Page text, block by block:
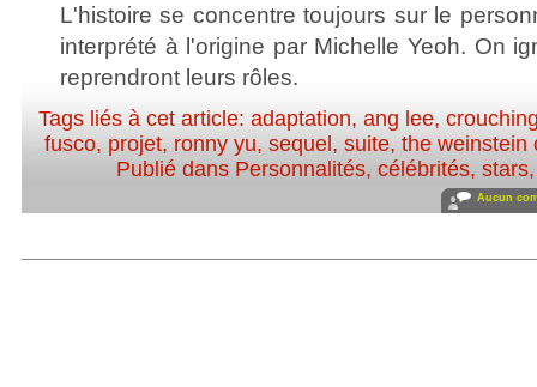
L'histoire se concentre toujours sur le
interprété à l'origine par Michelle Yeoh. On
reprendront leurs rôles.
Tags liés à cet article: adaptation, ang lee,
fusco, projet, ronny yu,sequel ,suite,the weinstein
Publié dans Personnalités, célébrités, stars
Aucun